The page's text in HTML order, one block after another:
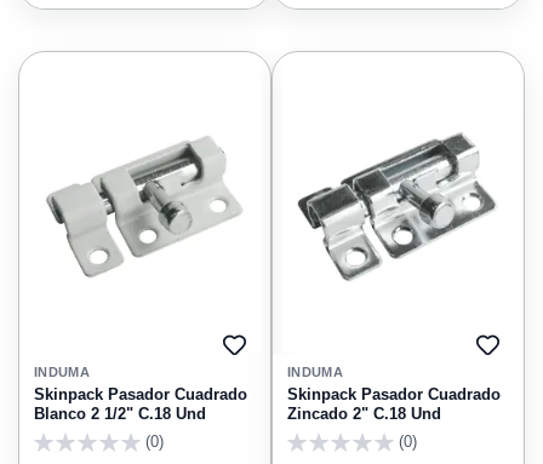
AGREGAR
FAVORITOS
INDUMA
Skinpack Pasador Cuadrado
Blanco 2 1/2" C.18 Und
(0)
INDUMA
Skinpack Pasador Cuadrado
Zincado 2" C.18 Und
(0)